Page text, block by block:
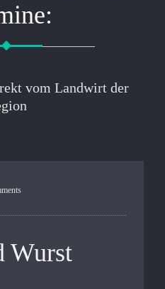
vom Landwirt der
Wurst